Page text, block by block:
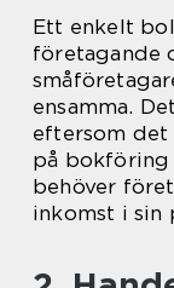
Ett enkelt
företagande
ensamma.
eftersom det
på bokföring
behöver
inkomst i sin